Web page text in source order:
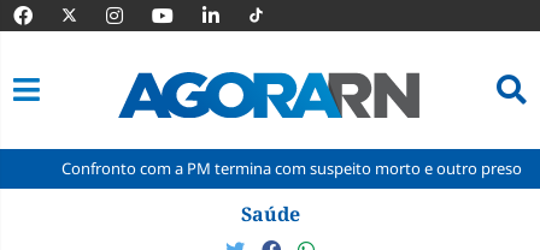
com a PM termina com suspeito morto e outro preso na
Saúde